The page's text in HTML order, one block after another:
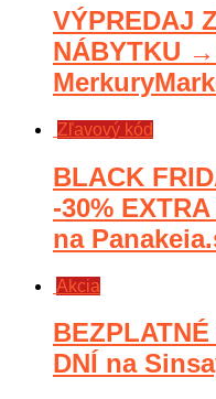
VÝPREDAJ
NÁBYTKU
Zľavový kód
BLACK
-30%
na
Akcia
DNÍ na